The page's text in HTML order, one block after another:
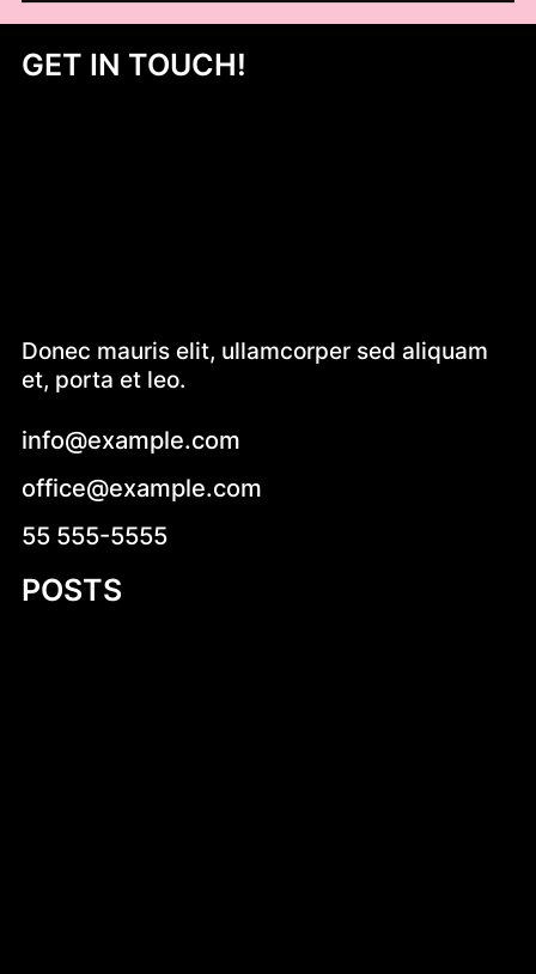
GET IN TOUCH!
Donec mauris elit, ullamcorper sed aliquam
et, porta et leo.
info@example.com
office@example.com
55 555-5555
POSTS